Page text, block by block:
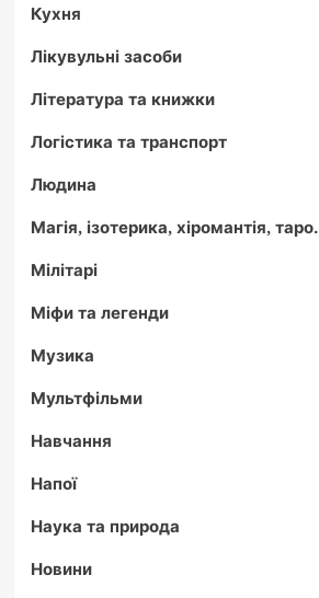
Кухня
Лікувульні засоби
Література та книжки
Логістика та транспорт
Людина
Магія, ізотерика, хіромантія, таро.
Мілітарі
Міфи та легенди
Музика
Мультфільми
Навчання
Напої
Наука та природа
Новини